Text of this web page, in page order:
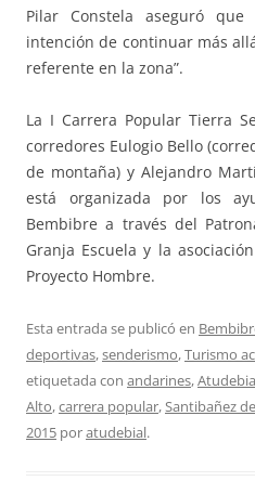
Pilar Constela aseguró
intención de continuar más
referente en la zona”.
La I Carrera Popular Tierra
corredores Eulogio Bello
de montaña) y Alejandro
está organizada por los
Bembibre a través del
Granja Escuela y la
Proyecto Hombre.
Esta entrada se publicó en
deportivas,senderismo,Turismo
etiquetada con andarines,
Alto,carrera popular,Santibañez
2015 poratudebial.